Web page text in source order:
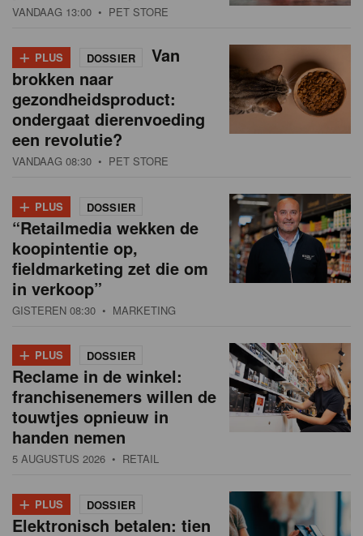
VANDAAG 13:00 • PET STORE
+ PLUS DOSSIER
Van
brokken naar
gezondheidsproduct:
ondergaat dierenvoeding
een revolutie?
VANDAAG 08:30 • PET STORE
+ PLUS DOSSIER
“Retailmedia wekken de
koopintentie op,
fieldmarketing zet die om
in verkoop”
GISTEREN 08:30 • MARKETING
+ PLUS DOSSIER
Reclame in de winkel:
franchisenemers willen de
touwtjes opnieuw in
handen nemen
5 AUGUSTUS 2026 • RETAIL
+ PLUS DOSSIER
Elektronisch betalen: tien